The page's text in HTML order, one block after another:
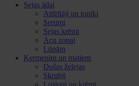
Sejas ādai
Attīrītāji un toniki
Serumi
Sejas krēmi
Acu zonai
Lūpām
Ķermenim un matiem
Dušas želejas
Skrubji